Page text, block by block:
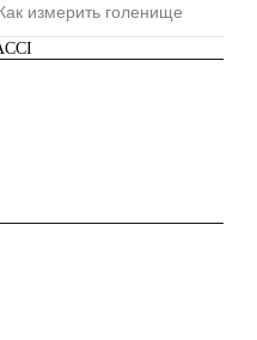
измерить голенище